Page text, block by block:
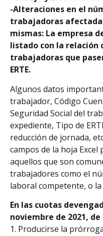
-Alteraciones en el
trabajadoras
mismas: La empresa
listado con la relación
trabajadoras que
ERTE.
Algunos datos
trabajador, Código
Seguridad Social del
expediente, Tipo de
reducción de jornada,
campos de la hoja
aquellos que son
trabajadores como el
laboral competente, o la
En las cuotas
noviembre de 2021,
1. Producirse la